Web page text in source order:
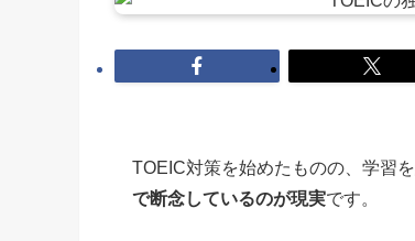
TOEIC対策を始めたものの、学習
で断念しているのが現実です。